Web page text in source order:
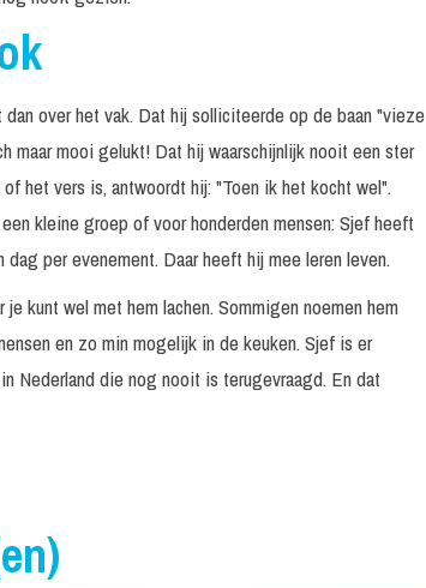
over het vak. Dat hij solliciteerde op de baan "vieze
mooi gelukt! Dat hij waarschijnlijk nooit een ster
het vers is, antwoordt hij: "Toen ik het kocht wel".
kleine groep of voor honderden mensen: Sjef heeft
per evenement. Daar heeft hij mee leren leven.
kunt wel met hem lachen. Sommigen noemen hem
en zo min mogelijk in de keuken. Sjef is er
Nederland die nog nooit is terugevraagd. En dat